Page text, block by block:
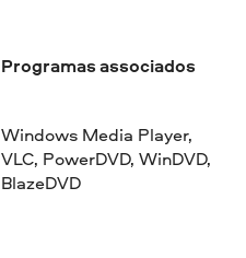
Programas associados
Windows Media Player,
VLC, PowerDVD, WinDVD,
BlazeDVD